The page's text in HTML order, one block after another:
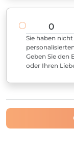
Sie haben
Geben Sie den
oder Ihren